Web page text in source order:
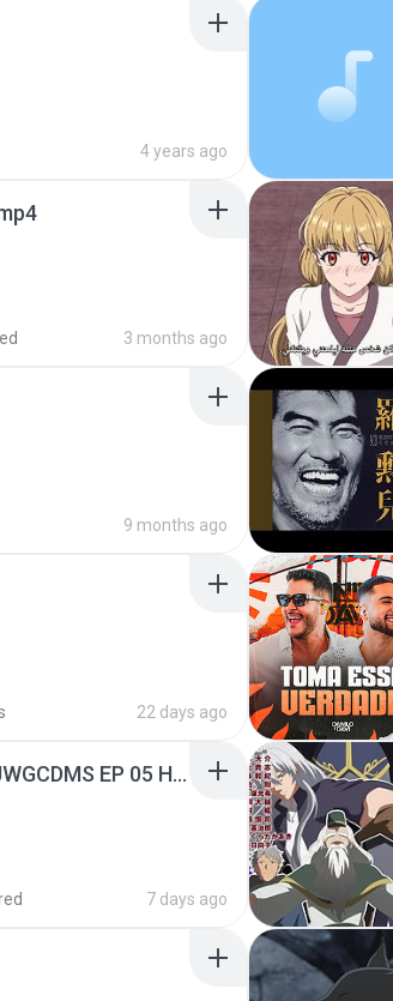
4 years ago
3 months ago
9 months ago
22 days ago
[Witanime.com] TSTJWGCDMS EP 05 HD.mp4
7 days ago